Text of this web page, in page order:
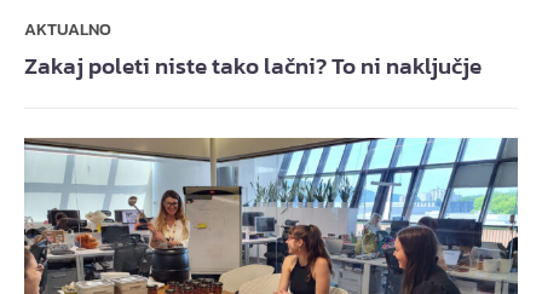
AKTUALNO
Zakaj poleti niste tako lačni? To ni naključje